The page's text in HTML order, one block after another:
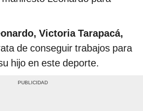
Victoria Tarapacá,
de conseguir trabajos para
hijo en este deporte.